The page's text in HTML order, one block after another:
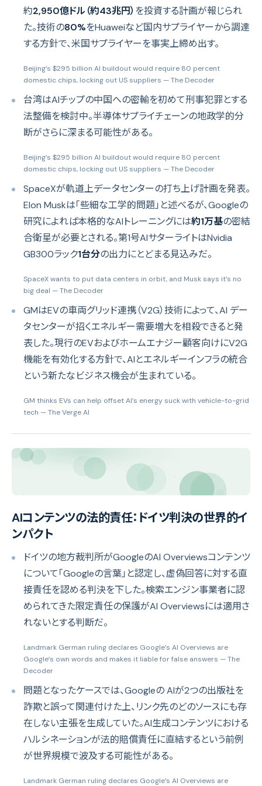
約2,950億ドル（約43兆円） を投資する計画が報じられ
た。技術の80%をHuaweiなど国内サプライヤーから調達
する方針で、米国サプライヤーを事実上締め出す。
Beijing’s $295 billion AI buildout would require 80 percent
domestic chips, locking out US suppliers — The Decoder
台湾はAIチップの中国への密輸を初めて刑事犯罪とする
法整備を検討中。半導体サプライチェーンの地政学的分
断がさらに深まる可能性がある。
Beijing’s $295 billion AI buildout would require 80 percent
domestic chips, locking out US suppliers — The Decoder
SpaceXが軌道上データセンターの打ち上げ計画を発表。
Elon Muskは「些細な工学的問題」と述べるが、Googleの
研究によれば本格的なAIトレーニングには約1万基の密結
合衛星が必要とされる。第1号AIサターライトはNvidia
GB300ラック1台分の出力にとどまる見込みだ。
SpaceX wants to put data centers in orbit, and Musk says it’s no
big deal — The Decoder
GMはEVの車両グリッド連携（V2G）技術によって、AI デー
タセンターが招くエネルギー需要増大を相殺できると発
表した。現行のEVおよびホームエナジー顧客向けにV2G
機能を有効化する方針で、AIとエネルギーインフラの統合
という新たなビジネス機会が生まれている。
GM thinks EVs can help offset AI’s energy suck with vehicle-to-grid
tech — The Verge AI
AIコンテンツの法的責任：ドイツ判決の世界的イ
ンパクト
ドイツの地方裁判所がGoogleのAI Overviewsコンテンツ
について「Googleの言葉」と認定し、虚偽回答に対する直
接責任を認める判決を下した。検索エンジン事業者に認
められてきた限定責任の保護がAI Overviewsには適用さ
れないとする判断だ。
Landmark German ruling declares Google’s AI Overviews are
Google’s own words and makes it liable for false answers — The
Decoder
問題となったケースでは、Googleの AIが2つの出版社を
詐欺と誤って関連付けた上、リンク先のどのソースにも存
在しない主張を生成していた。AI生成コンテンツにおける
ハルシネーションが法的賠償責任に直結するという前例
が世界規模で波及する可能性がある。
Landmark German ruling declares Google’s AI Overviews are